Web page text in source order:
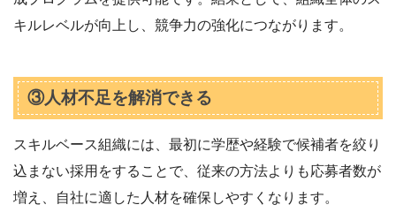
キルレベルが向上し、競争力の強化につながります。
③人材不足を解消できる
スキルベース組織には、最初に学歴や経験で候補者を絞り
込まない採用をすることで、従来の方法よりも応募者数が
増え、自社に適した人材を確保しやすくなります。